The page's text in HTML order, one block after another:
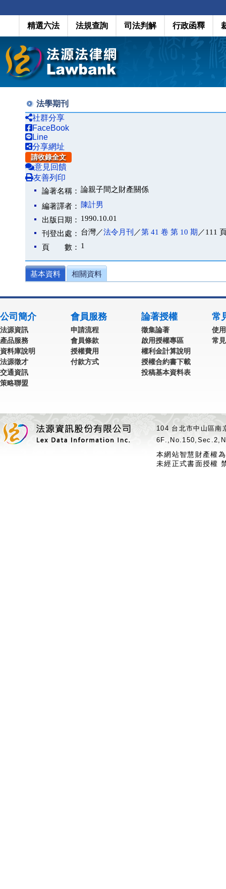
精選六法 法規查詢 司法判解 行政函釋
法學期刊
社群分享
FaceBook
Line
分享網址
請收錄全文
意見回饋
友善列印
論著名稱： 論親子間之財產關係
編著譯者：
陳計男
出版日期： 1990.10.01
刊登出處： 台灣／法令月刊 ／第 41 卷 第 10 期 ／111
頁 數： 1
基本資料 相關資料
公司簡介
法源資訊
產品服務
資料庫說明
法源徵才
交通資訊
策略聯盟
會員服務
申請流程
會員條款
授權費用
付款方式
論著授權
徵集論著
啟用授權專區
權利金計算說明
授權合約書下載
投稿基本資料表
常
使
常
104 台北市中山區
本網站智慧財產權
未經正式書面授權